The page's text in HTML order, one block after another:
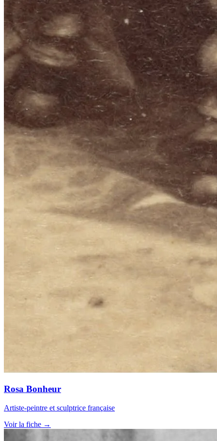
Rosa Bonheur
Artiste-peintre et sculptrice française
Voir la fiche →